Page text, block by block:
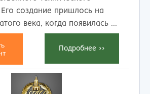
создание пришлось на
века, когда появилась ...
Подробнеe >>